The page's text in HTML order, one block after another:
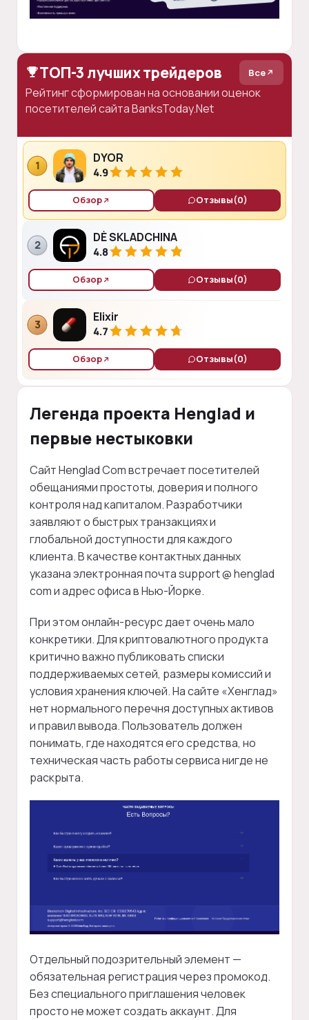
ТОП-3 лучших трейдеров Все
Рейтинг сформирован на основании оценок
посетителей сайта BanksToday.Net
1
DYOR
4.9
Обзор Отзывы(0)
2
DÈ SKLADCHINA
4.8
Обзор Отзывы(0)
3
Elixir
4.7
Обзор Отзывы(0)
Легенда проекта Henglad и
первые нестыковки
Сайт Henglad Com встречает посетителей
обещаниями простоты, доверия и полного
контроля над капиталом. Разработчики
заявляют о быстрых транзакциях и
глобальной доступности для каждого
клиента. В качестве контактных данных
указана электронная почта support @ henglad
com и адрес офиса в Нью-Йорке.
При этом онлайн-ресурс дает очень мало
конкретики. Для криптовалютного продукта
критично важно публиковать списки
поддерживаемых сетей, размеры комиссий и
условия хранения ключей. На сайте «Хенглад»
нет нормального перечня доступных активов
и правил вывода. Пользователь должен
понимать, где находятся его средства, но
техническая часть работы сервиса нигде не
раскрыта.
Отдельный подозрительный элемент —
обязательная регистрация через промокод.
Без специального приглашения человек
просто не может создать аккаунт. Для